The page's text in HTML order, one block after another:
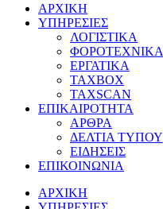
ΑΡΧΙΚΗ
ΥΠΗΡΕΣΙΕΣ
ΛΟΓΙΣΤΙΚΑ
ΦΟΡΟΤΕΧΝΙΚΑ
ΕΡΓΑΤΙΚΑ
TAXBOX
TAXSCAN
ΕΠΙΚΑΙΡΟΤΗΤΑ
ΑΡΘΡΑ
ΔΕΛΤΙΑ ΤΥΠΟΥ
ΕΙΔΗΣΕΙΣ
ΕΠΙΚΟΙΝΩΝΙΑ
ΑΡΧΙΚΗ